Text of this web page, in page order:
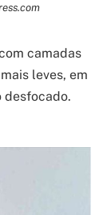
camadas
leves, em
desfocado.